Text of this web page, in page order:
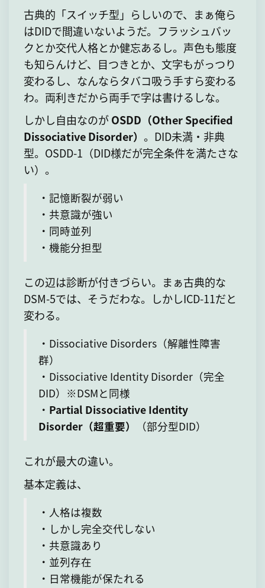
古典的「スイッチ型」らしいので、まぁ俺ら
はDIDで間違いないようだ。フラッシュバッ
クとか交代人格とか健忘あるし。声色も態度
も知らんけど、目つきとか、文字もがっつり
変わるし、なんならタバコ吸う手すら変わる
わ。両利きだから両手で字は書けるしな。
しかし自由なのがOSDD（Other Specified
Dissociative Disorder） 。DID未満・非典
型。OSDD-1（DID様だが完全条件を満たさな
い）。
・記憶断裂が弱い
・共意識が強い
・同時並列
・機能分担型
この辺は診断が付きづらい。まぁ古典的な
DSM-5では、そうだわな。しかしICD-11だと
変わる。
・Dissociative Disorders（解離性障害
群）
・Dissociative Identity Disorder（完全
DID）※DSMと同様
・ Partial Dissociative Identity
Disorder（超重要）
（部分型DID）
これが最大の違い。
基本定義は、
・人格は複数
・しかし完全交代しない
・共意識あり
・並列存在
・日常機能が保たれる